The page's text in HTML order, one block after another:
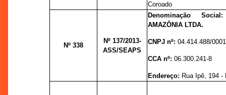
Coroado
Nº 338
Nº 137/2013-
ASS/SEAPS
Denominação
AMAZÔNIA LTDA.
CNPJ nº:04.414.488/
CCA nº:06.300.241-8
Endereço: Rua Ipê, 194